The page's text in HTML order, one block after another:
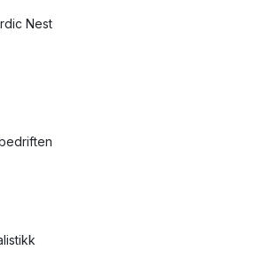
Nest